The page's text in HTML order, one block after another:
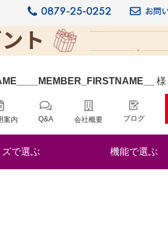
__MEMBER_FIRSTNAME__ 様
案内 Q&A 会社概要 ブログ
で選ぶ 機能で選ぶ